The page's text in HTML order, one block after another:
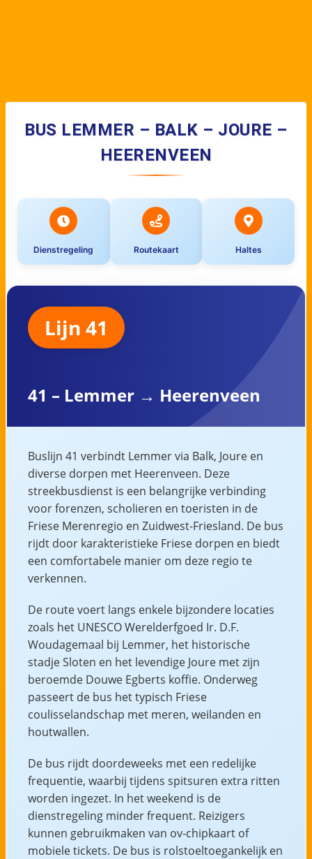
BUS LEMMER – BALK – JOURE –
HEERENVEEN
Dienstregeling Routekaart Haltes
Lijn 41
41 – Lemmer → Heerenveen
Buslijn 41 verbindt Lemmer via Balk, Joure en
diverse dorpen met Heerenveen. Deze
streekbusdienst is een belangrijke verbinding
voor forenzen, scholieren en toeristen in de
Friese Merenregio en Zuidwest-Friesland. De bus
rijdt door karakteristieke Friese dorpen en biedt
een comfortabele manier om deze regio te
verkennen.
De route voert langs enkele bijzondere locaties
zoals het UNESCO Werelderfgoed Ir. D.F.
Woudagemaal bij Lemmer, het historische
stadje Sloten en het levendige Joure met zijn
beroemde Douwe Egberts koffie. Onderweg
passeert de bus het typisch Friese
coulisselandschap met meren, weilanden en
houtwallen.
De bus rijdt doordeweeks met een redelijke
frequentie, waarbij tijdens spitsuren extra ritten
worden ingezet. In het weekend is de
dienstregeling minder frequent. Reizigers
kunnen gebruikmaken van ov-chipkaart of
mobiele tickets. De bus is rolstoeltoegankelijk en